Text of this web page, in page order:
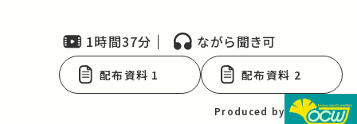
1時間37分 ながら聞き可
配布資料 1 配布資料 2
Produced by